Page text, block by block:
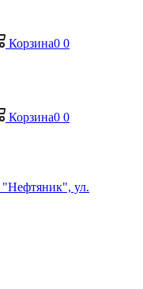
Корзина0 0
Корзина0 0
"Нефтяник", ул.